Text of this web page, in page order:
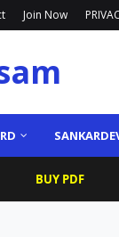
Join Now
BUY PDF